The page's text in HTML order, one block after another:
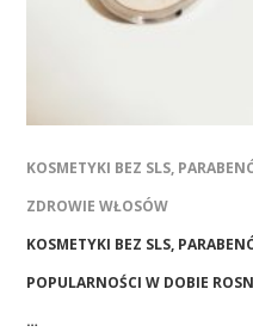
KOSMETYKI BEZ SLS,
ZDROWIE WŁOSÓW
KOSMETYKI BEZ SLS,
POPULARNOŚCI W DOBIE
…